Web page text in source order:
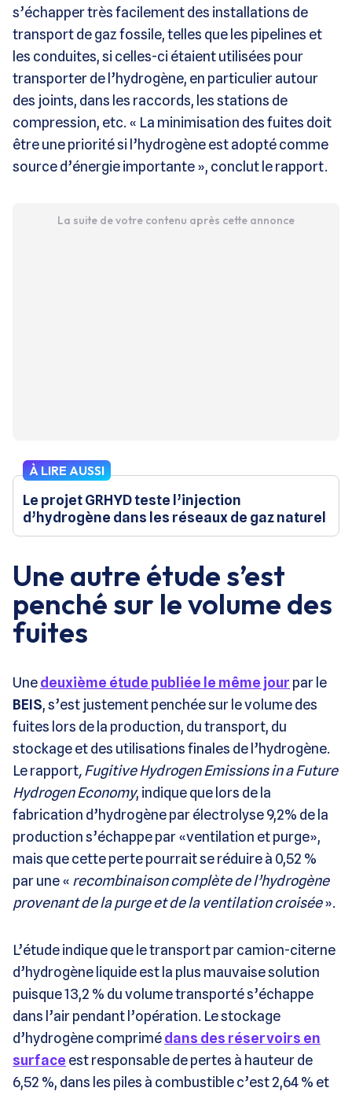
s’échapper très facilement des installations de
transport de gaz fossile, telles que les pipelines et
les conduites, si celles-ci étaient utilisées pour
transporter de l’hydrogène, en particulier autour
des joints, dans les raccords, les stations de
compression, etc. « La minimisation des fuites doit
être une priorité si l’hydrogène est adopté comme
source d’énergie importante », conclut le rapport.
La suite de votre contenu après cette annonce
À LIRE AUSSI
Le projet GRHYD teste l’injection
d’hydrogène dans les réseaux de gaz naturel
Une autre étude s’est
penché sur le volume des
fuites
Unedeuxième étude publiée le même jour par le
BEIS, s’est justement penchée sur le volume des
fuites lors de la production, du transport, du
stockage et des utilisations finales de l’hydrogène.
Le rapport, Fugitive Hydrogen Emissions in a Future
Hydrogen Economy, indique que lors de la
fabrication d’hydrogène par électrolyse 9,2% de la
production s’échappe par «ventilation et purge»,
mais que cette perte pourrait se réduire à 0,52 %
par une « recombinaison complète de l’hydrogène
provenant de la purge et de la ventilation croisée».
L’étude indique que le transport par camion-citerne
d’hydrogène liquide est la plus mauvaise solution
puisque 13,2 % du volume transporté s’échappe
dans l’air pendant l’opération. Le stockage
d’hydrogène comprimédans des réservoirs en
surface est responsable de pertes à hauteur de
6,52 %, dans les piles à combustible c’est 2,64 % et